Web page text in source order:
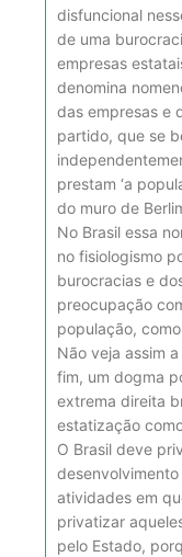
disfuncional
de uma
empresas
denomina
das empresas e
partido, que se
prestam ‘a
do muro de
No Brasil essa
no fisiologismo
burocracias e
preocupação
população,
Não veja assim
fim, um dogma
extrema direita
estatização
O Brasil deve
atividades em
privatizar
pelo Estado,